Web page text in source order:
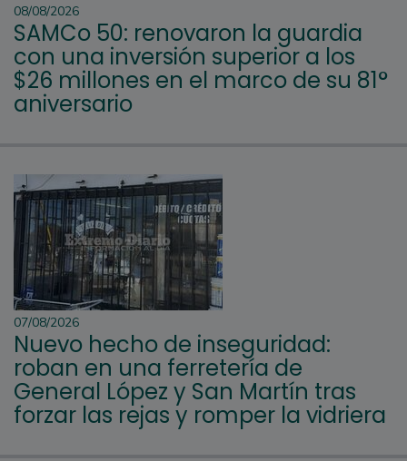
08/08/2026
SAMCo 50: renovaron la guardia
con una inversión superior a los
$26 millones en el marco de su 81°
aniversario
07/08/2026
Nuevo hecho de inseguridad:
roban en una ferretería de
General López y San Martín tras
forzar las rejas y romper la vidriera